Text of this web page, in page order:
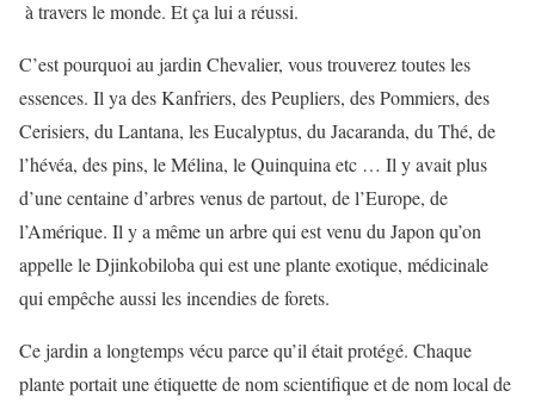
à travers le monde. Et ça lui a réussi.
C’est pourquoi au jardin Chevalier, vous trouverez toutes les
essences. Il ya des Kanfriers, des Peupliers, des Pommiers, des
Cerisiers, du Lantana, les Eucalyptus, du Jacaranda, du Thé, de
l’hévéa, des pins, le Mélina, le Quinquina etc … Il y avait plus
d’une centaine d’arbres venus de partout, de l’Europe, de
l’Amérique. Il y a même un arbre qui est venu du Japon qu’on
appelle le Djinkobiloba qui est une plante exotique, médicinale
qui empêche aussi les incendies de forets.
Ce jardin a longtemps vécu parce qu’il était protégé. Chaque
plante portait une étiquette de nom scientifique et de nom local de